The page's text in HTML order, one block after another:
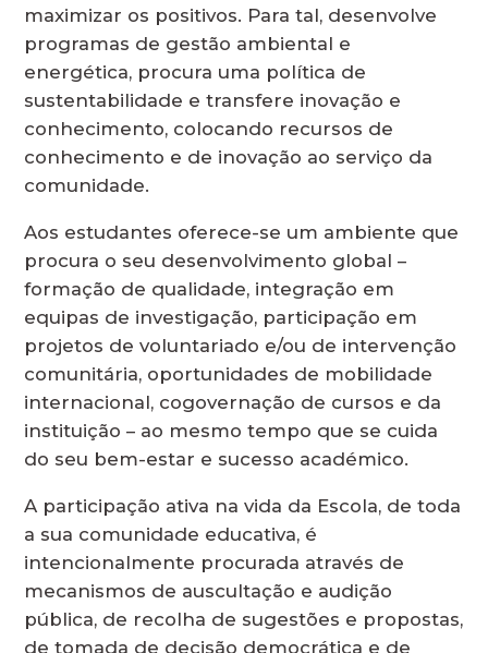
maximizar os positivos. Para tal, desenvolve
programas de gestão ambiental e
energética, procura uma política de
sustentabilidade e transfere inovação e
conhecimento, colocando recursos de
conhecimento e de inovação ao serviço da
comunidade.
Aos estudantes oferece-se um ambiente que
procura o seu desenvolvimento global –
formação de qualidade, integração em
equipas de investigação, participação em
projetos de voluntariado e/ou de intervenção
comunitária, oportunidades de mobilidade
internacional, cogovernação de cursos e da
instituição – ao mesmo tempo que se cuida
do seu bem-estar e sucesso académico.
A participação ativa na vida da Escola, de toda
a sua comunidade educativa, é
intencionalmente procurada através de
mecanismos de auscultação e audição
pública, de recolha de sugestões e propostas,
de tomada de decisão democrática e de